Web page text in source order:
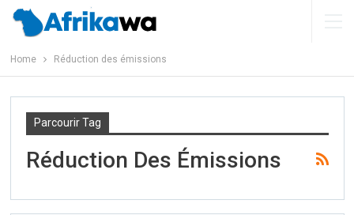
Home Réduction des émissions
Parcourir Tag
Réduction Des Émissions